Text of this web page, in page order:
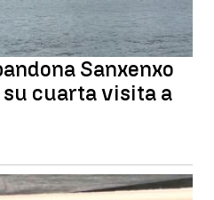
Sanxenxo
su cuarta visita a